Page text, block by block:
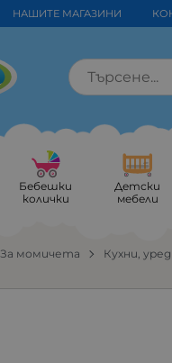
НАШИТЕ МАГАЗИНИ
Бебешки
колички
Детски
мебели
За момичета Кухни,